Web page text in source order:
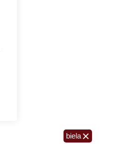
biela ×